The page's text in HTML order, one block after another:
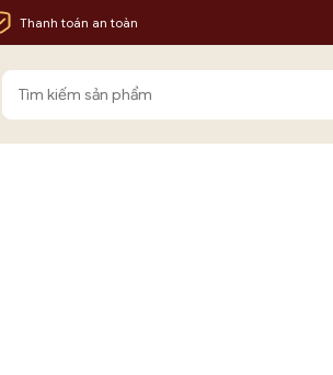
Thanh toán an toàn
kiếm: